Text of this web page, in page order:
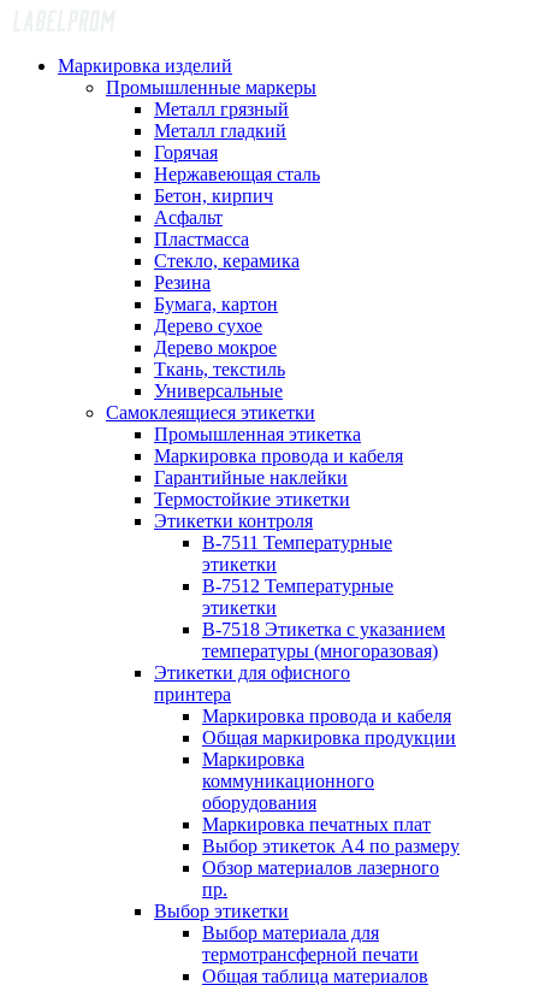
Маркировка изделий
Промышленные маркеры
Металл грязный
Металл гладкий
Горячая
Нержавеющая сталь
Бетон, кирпич
Асфальт
Пластмасса
Стекло, керамика
Резина
Бумага, картон
Дерево сухое
Дерево мокрое
Ткань, текстиль
Универсальные
Самоклеящиеся этикетки
Промышленная этикетка
Маркировка провода и кабеля
Гарантийные наклейки
Термостойкие этикетки
Этикетки контроля
B-7511 Температурные
этикетки
B-7512 Температурные
этикетки
B-7518 Этикетка с указанием
температуры (многоразовая)
Этикетки для офисного
принтера
Маркировка провода и кабеля
Общая маркировка продукции
Маркировка
коммуникационного
оборудования
Маркировка печатных плат
Выбор этикеток А4 по размеру
Обзор материалов лазерного
пр.
Выбор этикетки
Выбор материала для
термотрансферной печати
Общая таблица материалов